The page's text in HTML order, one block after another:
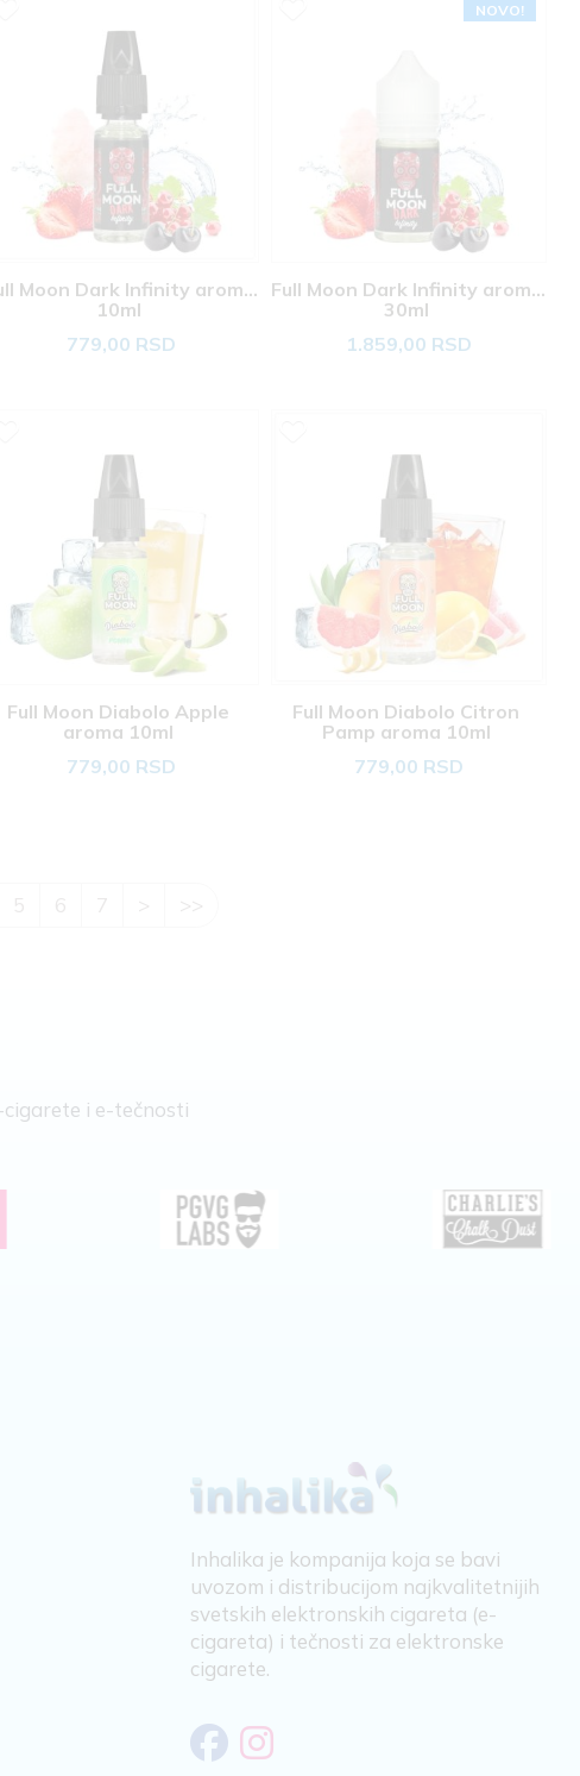
Moon Dark Infinity aroma
10ml
779,00 RSD
NOVO!
Full Moon Dark Infinity aroma
30ml
1.859,00 RSD
Full Moon Diabolo Apple
aroma 10ml
779,00 RSD
Full Moon Diabolo Citron
Pamp aroma 10ml
779,00 RSD
i e-tečnosti
Inhalika je kompanija koja se bavi
uvozom i distribucijom najkvalitetnijih
svetskih elektronskih cigareta (e-
cigareta) i tečnosti za elektronske
cigarete.